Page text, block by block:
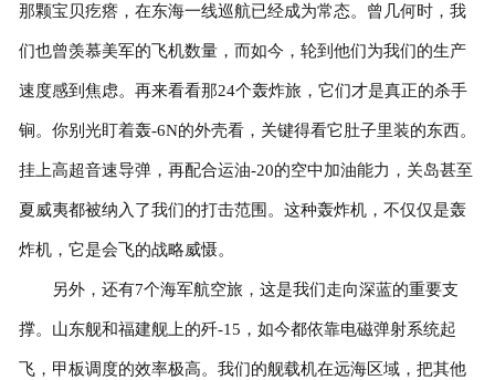
那颗宝贝疙瘩，在东海一线巡航已经成为常态。曾几何时，我
们也曾羡慕美军的飞机数量，而如今，轮到他们为我们的生产
速度感到焦虑。再来看看那24个轰炸旅，它们才是真正的杀手
锏。你别光盯着轰-6N的外壳看，关键得看它肚子里装的东西。
挂上高超音速导弹，再配合运油-20的空中加油能力，关岛甚至
夏威夷都被纳入了我们的打击范围。这种轰炸机，不仅仅是轰
炸机，它是会飞的战略威慑。
另外，还有7个海军航空旅，这是我们走向深蓝的重要支
撑。山东舰和福建舰上的歼-15，如今都依靠电磁弹射系统起
飞，甲板调度的效率极高。我们的舰载机在远海区域，把其他